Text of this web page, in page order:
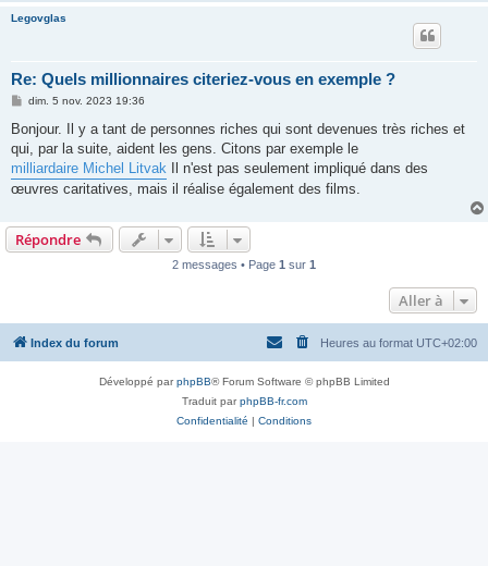
Legovglas
Re: Quels millionnaires citeriez-vous en exemple ?
M
s
a
g
e
dim. 5 nov. 2023 19:36
Bonjour. Il y a tant de personnes riches qui sont devenues très riches et
qui, par la suite, aident les gens. Citons par exemple le
milliardaire Michel Litvak Il n'est pas seulement impliqué dans des
œuvres caritatives, mais il réalise également des films.
Répondre
2 messages • Page 1 sur 1
Aller à
Index du forum Heures au format UTC+02:00
Développé parphpBB® Forum Software © phpBB Limited
Traduit parphpBB-fr.com
Confidentialité | Conditions